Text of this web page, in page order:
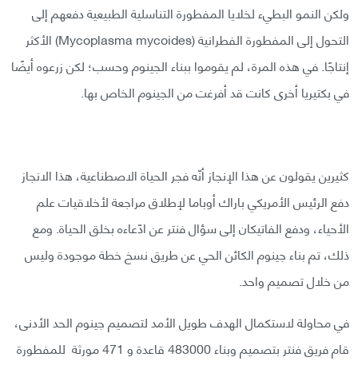
ولكن النمو البطيء لخلايا المفطورة التناسلية الطبيعية دفعهم إلى
التحول إلى المفطورة الفطرانية (Mycoplasma mycoides) الأكثر
إنتاجًا. في هذه المرة، لم يقوموا ببناء الجينوم وحسب؛ لكن زرعوه أيضًا
في بكتيريا أخرى كانت قد أفرغت من الجينوم الخاص بها.
كثيرين يقولون عن هذا الإنجاز أنّه فجر الحياة الاصطناعية، هذا الانجاز
دفع الرئيس الأمريكي باراك أوباما لإطلاق مراجعة لأخلاقيات علم
الأحياء، ودفع الفاتيكان إلى سؤال فنتر عن ادّعاءه بخلق الحياة. ومع
ذلك، تم بناء جينوم الكائن الحي عن طريق نسخ خطة موجودة وليس
من خلال تصميم واحد.
في محاولة لاستكمال الهدف طويل الأمد لتصميم جينوم الحد الأدنى،
قام فريق فنتر بتصميم وبناء 483000 قاعدة و 471 مورثة للمفطورة